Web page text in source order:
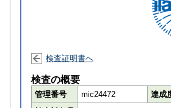
検査証明書へ
検査の概要
管理番号 mic24472 達成